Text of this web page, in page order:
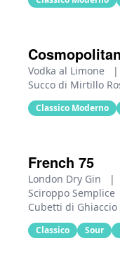
Cosmopolitan
Vodka al Limone |
Succo di Mirtillo
Classico Moderno
French 75
London Dry Gin |
Sciroppo Semplice
Cubetti di Ghiaccio
Classico Sour